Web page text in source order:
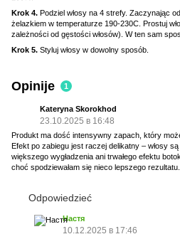
Krok 4. Podziel włosy na 4 strefy. Zaczynając
żelazkiem w temperaturze 190-230C. Prostuj
zależności od gęstości włosów). W ten sam
Krok 5. Styluj włosy w dowolny sposób.
Opinije 1
Kateryna Skorokhod
23.10.2025 в 16:48
Produkt ma dość intensywny zapach, który
Efekt po zabiegu jest raczej delikatny – włosy
większego wygładzenia ani trwałego efektu
choć spodziewałam się nieco lepszego rezultatu.
Odpowiedzieć
Настя
10.12.2025 в 17:46